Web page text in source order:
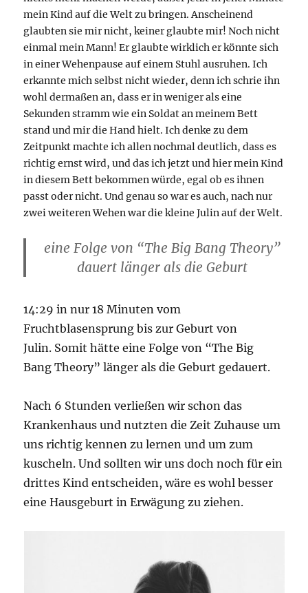
mein Kind auf die Welt zu bringen. Anscheinend
glaubten sie mir nicht, keiner glaubte mir! Noch nicht
einmal mein Mann! Er glaubte wirklich er könnte sich
in einer Wehenpause auf einem Stuhl ausruhen. Ich
erkannte mich selbst nicht wieder, denn ich schrie ihn
wohl dermaßen an, dass er in weniger als eine
Sekunden stramm wie ein Soldat an meinem Bett
stand und mir die Hand hielt. Ich denke zu dem
Zeitpunkt machte ich allen nochmal deutlich, dass es
richtig ernst wird, und das ich jetzt und hier mein Kind
in diesem Bett bekommen würde, egal ob es ihnen
passt oder nicht. Und genau so war es auch, nach nur
zwei weiteren Wehen war die kleine Julin auf der Welt.
eine Folge von “The Big Bang Theory”
dauert länger als die Geburt
14:29 in nur 18 Minuten vom
Fruchtblasensprung bis zur Geburt von
Julin. Somit hätte eine Folge von “The Big
Bang Theory” länger als die Geburt gedauert.
Nach 6 Stunden verließen wir schon das
Krankenhaus und nutzten die Zeit Zuhause um
uns richtig kennen zu lernen und um zum
kuscheln. Und sollten wir uns doch noch für ein
drittes Kind entscheiden, wäre es wohl besser
eine Hausgeburt in Erwägung zu ziehen.